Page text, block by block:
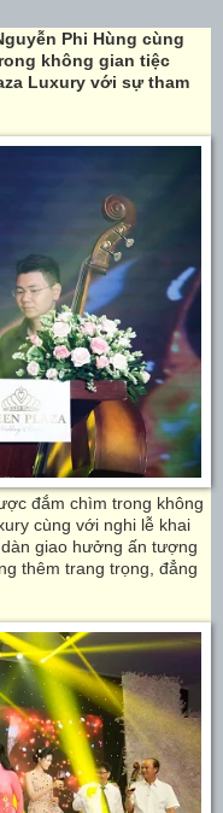
Phi Hùng cùng
không gian tiệc
Luxury với sự tham
đắm chìm trong không
cùng với nghi lễ khai
giao hưởng ấn tượng
thêm trang trọng, đẳng